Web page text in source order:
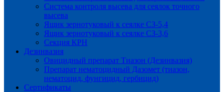
Система контроля высева для сеялок точного
высева
Ящик зернотуковый к сеялке СЗ-5,4
Ящик зернотуковый к сеялке СЗ-3,6
Секция КРН
Дезинвазия
Овицидный препарат Тиазон (Дезинвазия)
Препарат нематоцидный Дазомет (тиазон,
нематоцид, фунгицид, гербицид)
Сертификаты